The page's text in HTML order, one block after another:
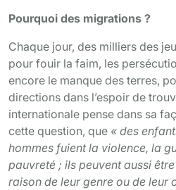
Pourquoi des migrations ?
Chaque jour, des milliers des
pour fouir la faim, les
encore le manque des terres,
directions dans l’espoir de
internationale pense dans sa
cette question, que « des
hommes fuient la violence, la
pauvreté ; ils peuvent aussi
raison de leur genre ou de leur